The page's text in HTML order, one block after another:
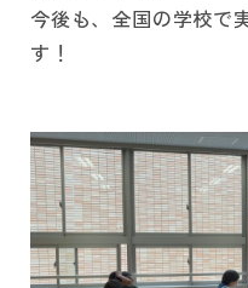
今後も、全国の学校で
す！